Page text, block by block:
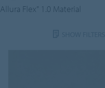
Allura Flex" 1.0 Material